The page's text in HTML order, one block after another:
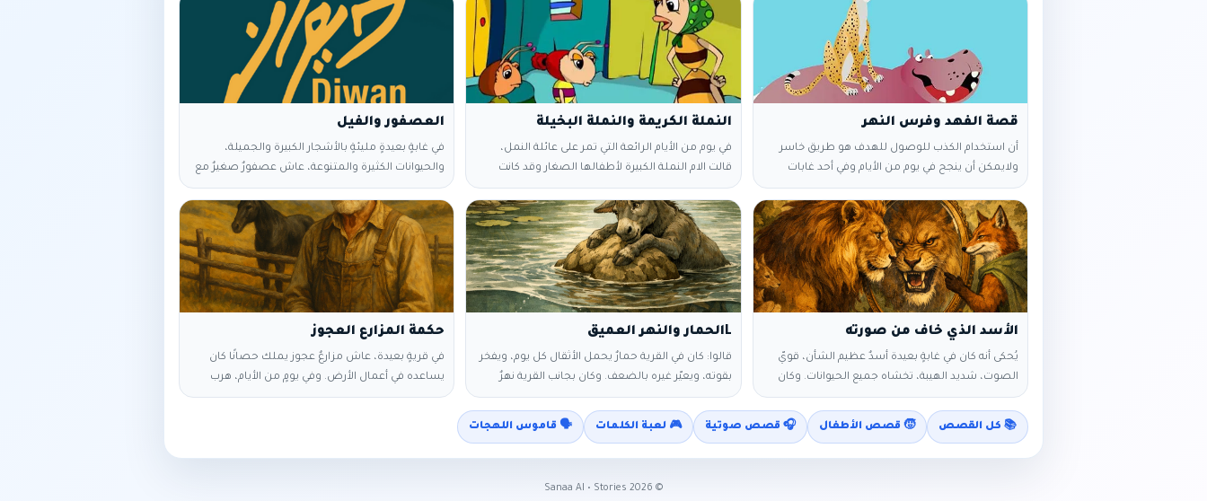
‎أن استخدام الكذب للوصول للهدف هو طريق خاسر
ولايمكن أن ينجح ‎في يوم من الأيام وفي أحد غابات
إفريقيا، بينما كان أحد الفهود يتجول قرب ضفة النهر
باحثا عن فريسة يسد بها رمقه، ‎لمح قطيعا من
الغزلان يرعى العشب على الضفة المقابلة. ‎فقال في
نفسه وهو ينظر إليها: "ليتني أعرف السباحة، فأعبر النهر
وأفترس غزالا أملئ به معدتي الخاوية." ‎التفت الفهد
يمنةً ويسرةً باحثاً
النملة الكريمة والنملة البخيلة
في يوم من الأيام الرائعة التي تمر على عائلة النمل،
قالت الام النملة الكبيرة لأطفالها الصغار وقد كانت
السماء تمطر في ذلك الوقت، قالت لهم هيا الى الداخل
يا اطفالي الأعزاء فالأمطار تنزل بغزارة والرياح أيضا
شديدة، ولكن مع هطول الامطار بشكل كبير دخل
الماء الى داخل بيت النمل بكمية كبيرة، وأصبح النمل
الصغير يصيح النجدة، حتى ان الام الكبيرة
في غابةٍ بعيدةٍ مليئةٍ بالأشجار الكبيرة والجميلة،
والحيوانات الكثيرة والمتنوعة، عاش عصفورٌ صغيرٌ مع
أمّه وإخوته في عشٍ صغيرٍ مبنيٍّ على قمم إحدى
الأشجار العالية، وفي أحد الأيام ذهب العصفورة للأم
للبحث عن طعامٍ لأبنائها الصغار الذين لا يستطيعون
الطيران، وأثناء غيابها عن العش هبت ريحٌ شديدةٌ هزت
العش، فوقع العصفور الصغير على الأرض. لم يكن
العصفور الصغير قد تعلم
الأسد الذي خاف من صورته
يُحكى أنه كان في غابةٍ بعيدة أسدٌ عظيم الشأن، قويّ
الصوت، شديد الهيبة، تخشاه جميع الحيوانات. وكان
يظنّ أن الخوف هو الطريق الوحيد للطاعة، فكان يزأر
كثيرًا، ويحكم سريعًا، ولا يسمع لأحد. وكان في الغابة
ثعلبٌ ذكي، كثير الملاحظة، يعرف كيف يُخاطب الملوك.
فقال للأسد يومًا: — “أيها الملك، أنت قوي، ولكن
Lالحمار والنهر العميق
قالوا: كان في القرية حمارٌ يحمل الأثقال كل يوم، ويفخر
بقوته، ويعيّر غيره بالضعف. وكان بجانب القرية نهرٌ
عميق، هادئ السطح، لا يُسمع له صوت، لكن من
دخله بلا حذر غرق. قال الحمار يومًا ساخرًا: ما هذا النهر؟
لا هدير له ولا حركة، لو كان خطرًا لأظهر ذلك. فضحكت
بعض الحيوانات، وحذّره بعضها، فلم يسمع. دخل
حكمة المزارع العجوز
في قريةٍ بعيدة، عاش مزارعٌ عجوز يملك حصانًا كان
يساعده في أعمال الأرض. وفي يومٍ من الأيام، هرب
الحصان إلى الجبال، فجاء الجيران يواسونه قائلين: “يا
فقال الجيران بدهشة: “يا للحظ العظيم!” فأجاب
📚 كل القصص 🧒 قصص الأطفال 🎧 قصص صوتية 🎮 لعبة الكلمات 🗣️ قاموس اللهجات
©
2026